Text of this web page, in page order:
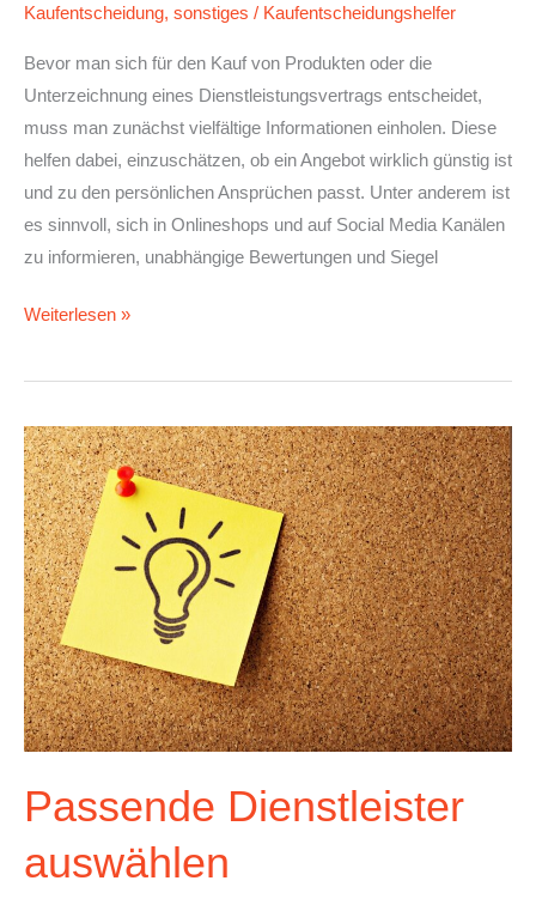
Kaufentscheidung, sonstiges / Kaufentscheidungshelfer
Bevor man sich für den Kauf von Produkten oder die
Unterzeichnung eines Dienstleistungsvertrags entscheidet,
muss man zunächst vielfältige Informationen einholen. Diese
helfen dabei, einzuschätzen, ob ein Angebot wirklich günstig ist
und zu den persönlichen Ansprüchen passt. Unter anderem ist
es sinnvoll, sich in Onlineshops und auf Social Media Kanälen
zu informieren, unabhängige Bewertungen und Siegel
Weiterlesen »
Passende Dienstleister
auswählen
Passende
Dienstleister
auswählen